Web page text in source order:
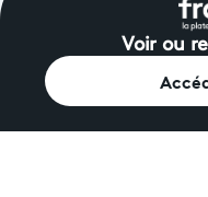
Voir ou